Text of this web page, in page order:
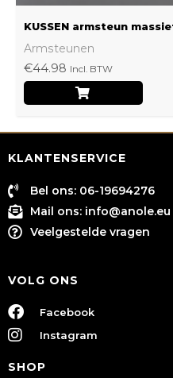
KUSSEN armsteun
Armsteunen
€44.98 Incl. BTW
KLANTENSERVICE
Bel ons: 06-19694276
Mail ons: info@anole.eu
Veelgestelde vragen
VOLG ONS
Facebook
Instagram
SHOP